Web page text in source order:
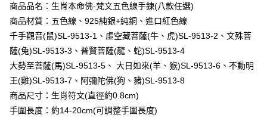
醒簡訊。
2.透過簡訊連結打開帳單後，可選擇「超商條碼／台灣大直營門市／銀行轉
帳／街口支付／iPASS MONEY」等通路繳費。
【注意事項】
用戶於交易時，得透過本服務購買商品或服務，並由商店將買賣／分期付款
買賣價金債權讓與本公司後，依約使用本公司帳單繳交帳款。
2.基於同意付款使用「大哥付你分期」之契約關係目的，商店將以您的個人
資料（包含姓名、電話或地址）提供予台灣大哥大進項蒐集、處理及利用，
由本公司與您本人進行分期帳單所需資料之確認、核對及更正。
１．於結帳方式選擇「AFTEE先享後付」後，將跳轉至「AFTEE先享後付」
結帳頁面，進行簡訊認證並確認金額後，即可完成結帳。
２．訂單成立數日內，您將收到繳費通知簡訊。
３．收到繳費通知簡訊後14天內，點擊此簡訊中的連結，可透過四大超商／
ATM／網路銀行／等多元方式進行付款，方視為交易完成。
※ 請注意：結帳手續完成當下不需立刻繳費，但若您需要取消訂單，請聯絡
後付繳納相關費用。
※ 交易是否成功請以「AFTEE先享後付 」之結帳頁面顯示為準，若有關於
是否繳費成功／繳費後需取消欲退款等相關疑問，請聯繫「AFTEE先享後付
客戶支援中心」
https://netprotections.freshdesk.com/support/home
運送方式
全家取貨付款
每筆NT$80，滿NT$1,288(含以上)免運費
付款後全家取貨
每筆NT$80，滿NT$1,288(含以上)免運費
萊爾富取貨付款
商品品名：生肖本命佛-梵文五色線手鍊(八款任選)
商品材質：五色線、925純銀+純銅、進口紅色線
千手觀音(鼠)SL-9513-1、虛空藏菩薩(牛、虎)SL-9513-2、文殊菩
薩(兔)SL-9513-3、普賢菩薩(龍、蛇)SL-9513-4
大勢至菩薩(馬)SL-9513-5、 大日如來(羊、猴)SL-9513-6、不動明
王(雞)SL-9513-7、阿彌陀佛(狗、豬)SL-9513-8
商品尺寸：生肖符文(直徑約0.8cm)
手圍長度：約14-20cm(可調整手圍長度)